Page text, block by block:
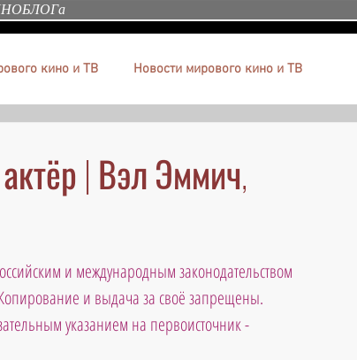
кино и ТВ Новости мирового кино и ТВ
| Вэл Эммич,
и международным законодательством
и выдача за своё запрещены.
указанием на первоисточник -